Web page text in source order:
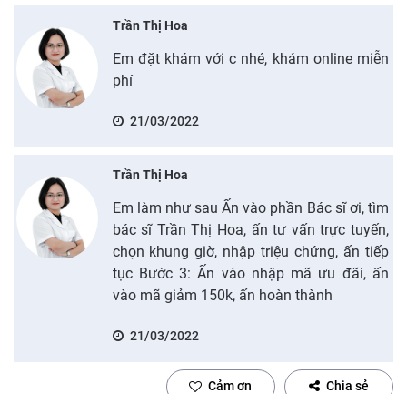
Trần Thị Hoa
Em đặt khám với c nhé, khám online miễn
phí
21/03/2022
Trần Thị Hoa
Em làm như sau Ấn vào phần Bác sĩ ơi, tìm
bác sĩ Trần Thị Hoa, ấn tư vấn trực tuyến,
chọn khung giờ, nhập triệu chứng, ấn tiếp
tục Bước 3: Ấn vào nhập mã ưu đãi, ấn
vào mã giảm 150k, ấn hoàn thành
21/03/2022
Cảm ơn Chia sẻ